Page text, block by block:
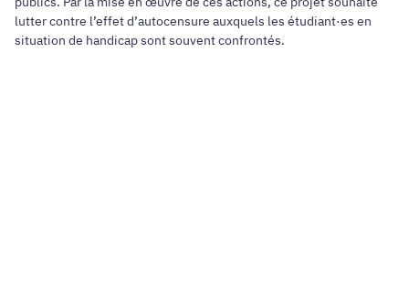
lutter contre l’effet d’autocensure auxquels les étudiant·es en
situation de handicap sont souvent confrontés.